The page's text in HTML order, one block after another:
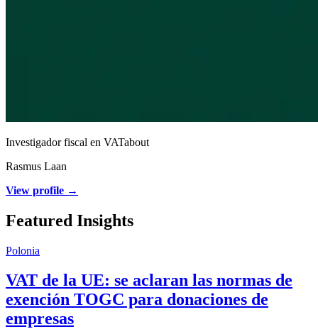
Investigador fiscal en VATabout
Rasmus Laan
View profile →
Featured Insights
Polonia
VAT de la UE: se aclaran las normas de
exención TOGC para donaciones de
empresas